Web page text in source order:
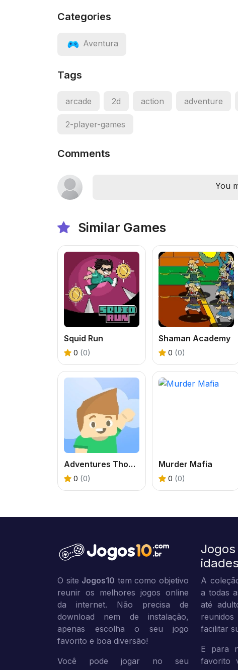
Categories
Aventura
Tags
arcade 2d action adventure
2-player-games
Comments
You
Similar Games
Squid Run
0 (0)
Shaman Academy
0 (0)
Adventures Thomas: Draw and Erase
0 (0)
Murder Mafia
0 (0)
O site Jogos10 tem como objetivo
reunir os melhores jogos online
da internet. Não precisa de
download nem de instalação,
apenas escolha o seu jogo
favorito e boa diversão!
Você pode jogar no seu
idades
A
a todas
até
facilitar
E para
favorito